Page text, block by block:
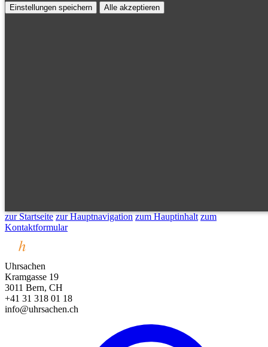
Einstellungen speichern Alle akzeptieren
zur Startseite zur Hauptnavigation zum Hauptinhalt zum
Kontaktformular
Uhrsachen
Kramgasse 19
3011 Bern, CH
+41 31 318 01 18
info@uhrsachen.ch